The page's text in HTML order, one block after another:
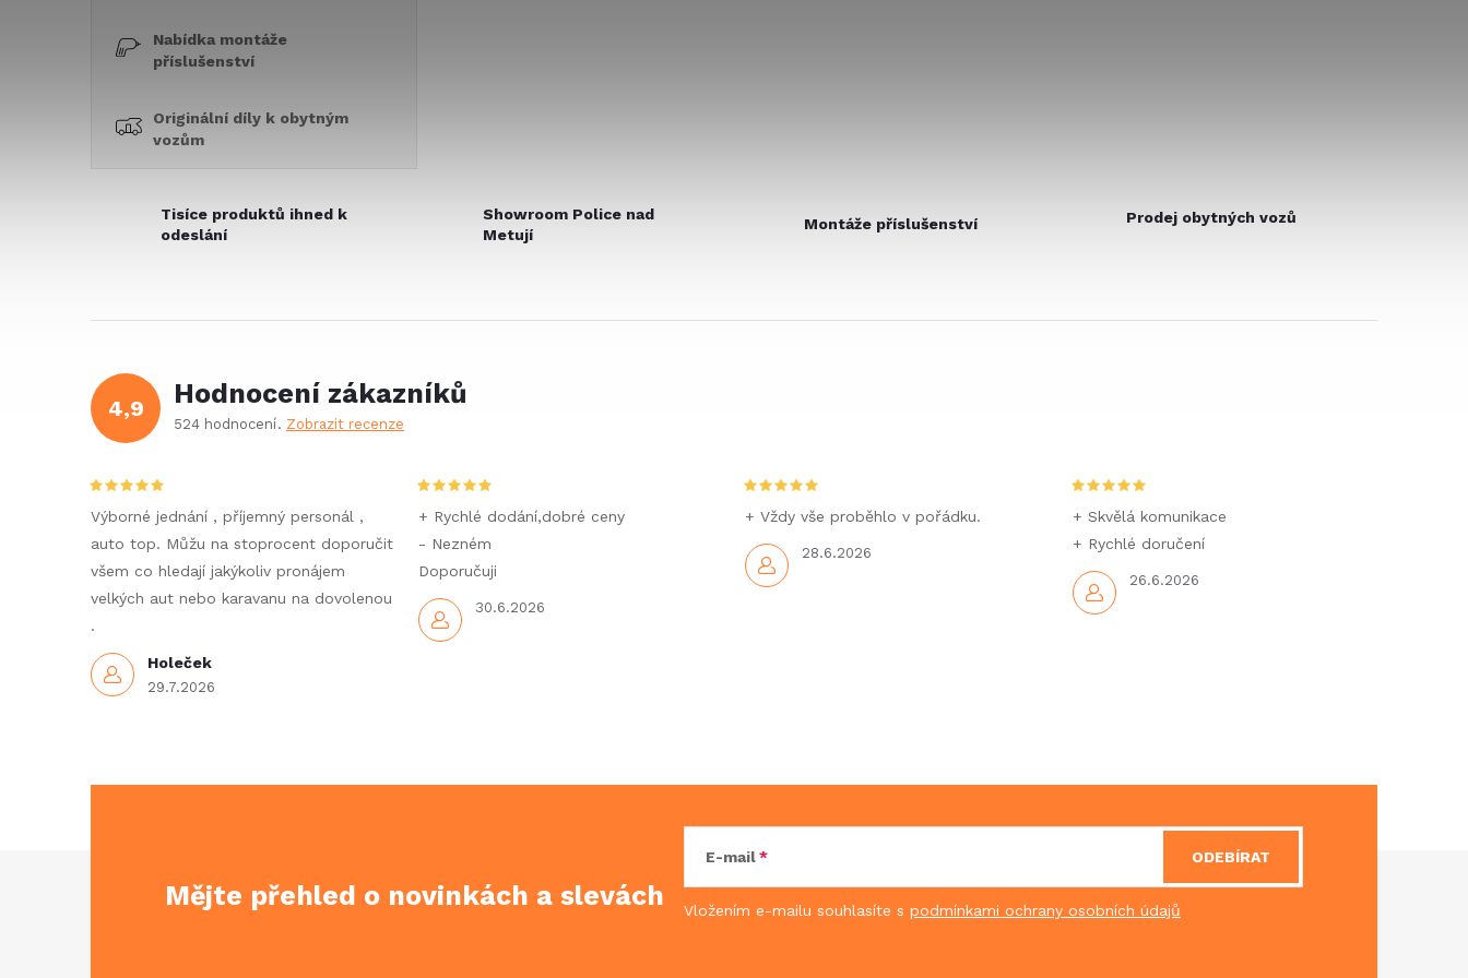
Nabídka montáže
příslušenství
Originální díly k obytným
vozům
Tisíce produktů ihned k
odeslání
Showroom Police nad
Metují
Montáže příslušenství Prodej obytných vozů
4,9 Hodnocení zákazníků
524 hodnocení Zobrazit recenze
Holeček
29.7.2026
Výborné jednání , příjemný personál ,
auto top. Můžu na stoprocent doporučit
všem co hledají jakýkoliv pronájem
velkých aut nebo karavanu na dovolenou
.
30.6.2026
+ Rychlé dodání,dobré ceny
- Nezném
Doporučuji
28.6.2026
+ Vždy vše proběhlo v pořádku.
26.6.2026
+ Skvělá komunikace
+ Rychlé doručení
Mějte přehled o novinkách a slevách
E-mail
Vložením e-mailu souhlasíte s podmínkami ochrany osobních údajů
ODEBÍRAT